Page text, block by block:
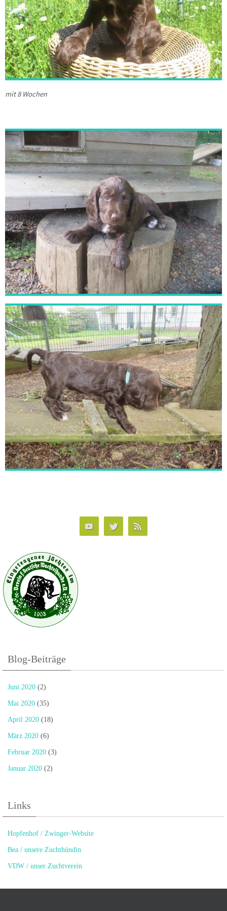
mit 8 Wochen
Blog-Beiträge
Juni 2020 (2)
Mai 2020 (35)
April 2020 (18)
März 2020 (6)
Februar 2020 (3)
Januar 2020 (2)
Links
Hopfenhof / Zwinger-Website
Bea / unsere Zuchthündin
VDW / unser Zuchtverein